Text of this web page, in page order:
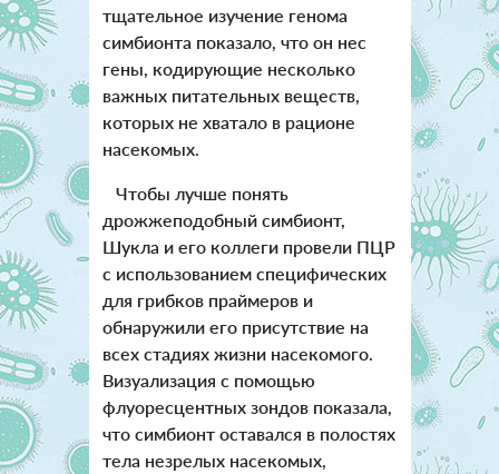
тщательное изучение генома
симбионта показало, что он нес
гены, кодирующие несколько
важных питательных веществ,
которых не хватало в рационе
насекомых.
Чтобы лучше понять
дрожжеподобный симбионт,
Шукла и его коллеги провели ПЦР
с использованием специфических
для грибков праймеров и
обнаружили его присутствие на
всех стадиях жизни насекомого.
Визуализация с помощью
флуоресцентных зондов показала,
что симбионт оставался в полостях
тела незрелых насекомых,